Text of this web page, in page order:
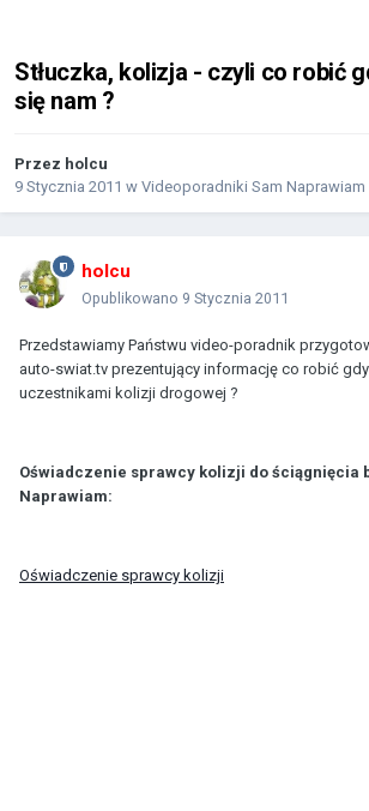
Stłuczka, kolizja - czyli co robić
się nam ?
Przez holcu
9 Stycznia 2011 w Videoporadniki Sam Naprawiam
holcu
Opublikowano 9 Stycznia 2011
Przedstawiamy Państwu video-poradnik
auto-swiat.tv prezentujący informację co robić
uczestnikami kolizji drogowej ?
Oświadczenie sprawcy kolizji do ściągnięcia
Naprawiam:
Oświadczenie sprawcy kolizji